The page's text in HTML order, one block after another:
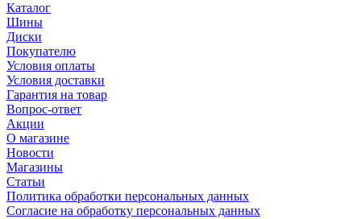
Каталог
Шины
Диски
Покупателю
Условия оплаты
Условия доставки
Гарантия на товар
Вопрос-ответ
Акции
О магазине
Новости
Магазины
Статьи
Политика обработки персональных данных
Согласие на обработку персональных данных